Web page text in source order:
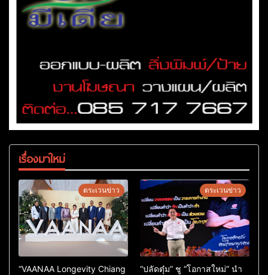
เรื่องมาใหม่
ตระเวนข่าว
“VAANAA Longevity Chiang
ตระเวนข่าว
“ปลัดตุ๋ม” ชู “โอกาสใหม่” นำ